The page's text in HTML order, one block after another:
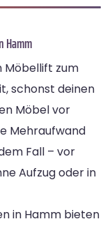
Hamm
Möbellift zum
schonst deinen
Möbel vor
Mehraufwand
Fall – vor
Aufzug oder in
in Hamm bieten